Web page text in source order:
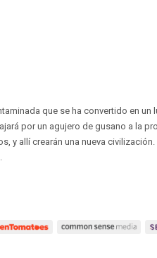
que se ha convertido en un
por un agujero de gusano a la
y allí crearán una nueva civilización.